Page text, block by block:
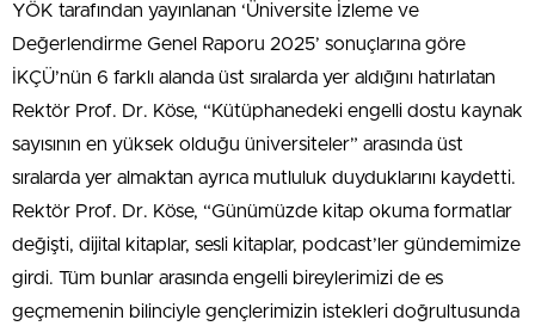
YÖK tarafından yayınlanan ‘Üniversite İzleme ve
Değerlendirme Genel Raporu 2025’ sonuçlarına göre
İKÇÜ’nün 6 farklı alanda üst sıralarda yer aldığını hatırlatan
Rektör Prof. Dr. Köse, “Kütüphanedeki engelli dostu kaynak
sayısının en yüksek olduğu üniversiteler” arasında üst
sıralarda yer almaktan ayrıca mutluluk duyduklarını kaydetti.
Rektör Prof. Dr. Köse, “Günümüzde kitap okuma formatlar
değişti, dijital kitaplar, sesli kitaplar, podcast’ler gündemimize
girdi. Tüm bunlar arasında engelli bireylerimizi de es
geçmemenin bilinciyle gençlerimizin istekleri doğrultusunda